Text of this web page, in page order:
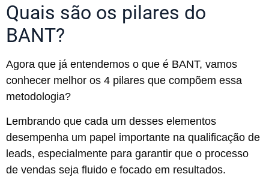
Quais são os pilares do
BANT?
Agora que já entendemos o que é BANT, vamos
conhecer melhor os 4 pilares que compõem essa
metodologia?
Lembrando que cada um desses elementos
desempenha um papel importante na qualificação de
leads, especialmente para garantir que o processo
de vendas seja fluido e focado em resultados.